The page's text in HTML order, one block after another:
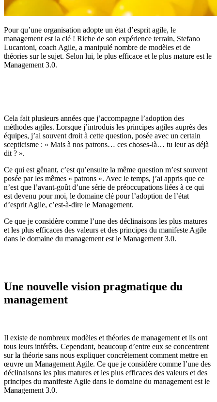
Pour qu’une organisation adopte un état d’esprit agile, le
management est la clé ! Riche de son expérience terrain, Stefano
Lucantoni, coach Agile, a manipulé nombre de modèles et de
théories sur le sujet. Selon lui, le plus efficace et le plus mature est le
Management 3.0.
Cela fait plusieurs années que j’accompagne l’adoption des
méthodes agiles. Lorsque j’introduis les principes agiles auprès des
équipes, j’ai souvent droit à cette question, posée avec un certain
scepticisme : « Mais à nos patrons… ces choses-là… tu leur as déjà
dit ? ».
Ce qui est gênant, c’est qu’ensuite la même question m’est souvent
posée par les mêmes « patrons ». Avec le temps, j’ai appris que ce
n’est que l’avant-goût d’une série de préoccupations liées à ce qui
est devenu pour moi, le domaine clé pour l’adoption de l’état
d’esprit Agile, c’est-à-dire le Management.
Ce que je considère comme l’une des déclinaisons les plus matures
et les plus efficaces des valeurs et des principes du manifeste Agile
dans le domaine du management est le Management 3.0.
Une nouvelle vision pragmatique du
management
Il existe de nombreux modèles et théories de management et ils ont
tous leurs intérêts. Cependant, beaucoup d’entre eux se concentrent
sur la théorie sans nous expliquer concrètement comment mettre en
œuvre un Management Agile. Ce que je considère comme l’une des
déclinaisons les plus matures et les plus efficaces des valeurs et des
principes du manifeste Agile dans le domaine du management est le
Management 3.0.